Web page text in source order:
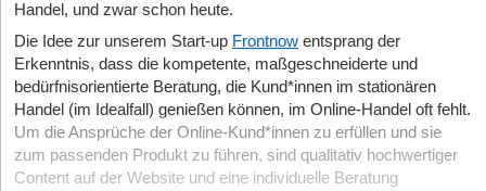
Handel, und zwar schon heute.
Die Idee zur unserem Start-up Frontnow entsprang der
Erkenntnis, dass die kompetente, maßgeschneiderte und
bedürfnisorientierte Beratung, die Kund*innen im stationären
Handel (im Idealfall) genießen können, im Online-Handel oft fehlt.
Um die Ansprüche der Online-Kund*innen zu erfüllen und sie
zum passenden Produkt zu führen, sind qualitativ hochwertiger
Content auf der Website und eine individuelle Beratung